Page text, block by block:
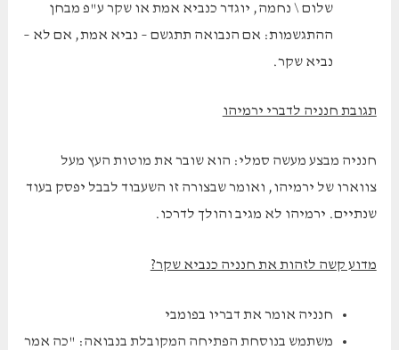
שלום \ נחמה, יוגדר כנביא אמת או שקר ע"פ מבחן
ההתגשמות: אם הנבואה תתגשם – נביא אמת, אם לא –
נביא שקר.
תגובת חנניה לדברי ירמיהו
חנניה מבצע מעשה סמלי: הוא שובר את מוטות העץ מעל
צווארו של ירמיהו, ואומר שבצורה זו השעבוד לבבל יפסק בעוד
שנתיים. ירמיהו לא מגיב והולך לדרכו.
מדוע קשה לזהות את חנניה כנביא שקר?
חנניה אומר את דבריו בפומבי
משתמש בנוסחת הפתיחה המקובלת בנבואה: "כה אמר